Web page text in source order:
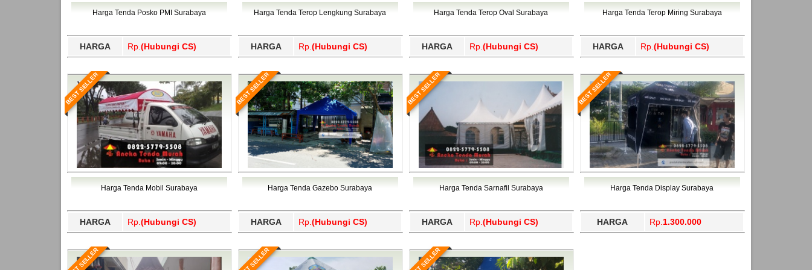
Bawang Barat, Tulangbawang, Tulungagung, Wajo, Wakatobi, Waropen, Way Kanan, Wonogiri, Wonosobo, Yahukimo, Yalimo, Yogyakarta.
Harga Tenda Posko PMI Surabaya
HARGA Rp. (Hubungi CS)
Harga Tenda Terop Lengkung Surabaya
HARGA Rp. (Hubungi CS)
Harga Tenda Terop Oval Surabaya
HARGA Rp. (Hubungi CS)
Harga Tenda Terop Miring Surabaya
HARGA Rp. (Hubungi CS)
BEST SELLER
Harga Tenda Mobil Surabaya
HARGA Rp. (Hubungi CS)
BEST SELLER
Harga Tenda Gazebo Surabaya
HARGA Rp. (Hubungi CS)
BEST SELLER
Harga Tenda Sarnafil Surabaya
HARGA Rp. (Hubungi CS)
BEST SELLER
Harga Tenda Display Surabaya
HARGA Rp. 1.300.000